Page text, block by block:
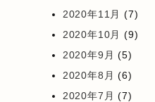
2020年11月 (7)
2020年10月 (9)
2020年9月 (5)
2020年8月 (6)
2020年7月 (7)